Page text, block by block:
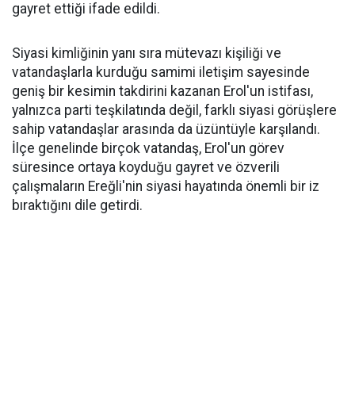
gayret ettiği ifade edildi.
Siyasi kimliğinin yanı sıra mütevazı kişiliği ve
vatandaşlarla kurduğu samimi iletişim sayesinde
geniş bir kesimin takdirini kazanan Erol'un istifası,
yalnızca parti teşkilatında değil, farklı siyasi görüşlere
sahip vatandaşlar arasında da üzüntüyle karşılandı.
İlçe genelinde birçok vatandaş, Erol'un görev
süresince ortaya koyduğu gayret ve özverili
çalışmaların Ereğli'nin siyasi hayatında önemli bir iz
bıraktığını dile getirdi.